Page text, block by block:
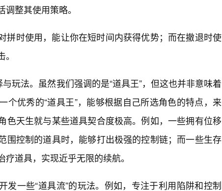
整其使用策略。
拼时使用，能让你在短时间内获得优势；而在撤退时使
玩法。虽然我们强调的是“道具王”，但这也并非意味着
个优秀的“道具王”，能够根据自己所选角色的特点，来
色天生就与某些道具契合度极高。例如，一些拥有位移
围控制的道具时，能够打出极强的控制链；而一些生存
道具，实现近乎无限的续航。
发一些“道具流”的玩法。例如，专注于利用陷阱和控制